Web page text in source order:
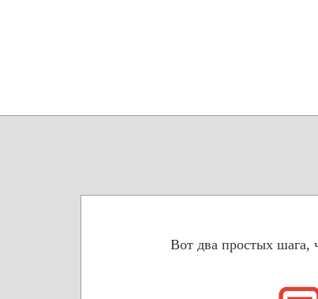
Вот два простых шага,